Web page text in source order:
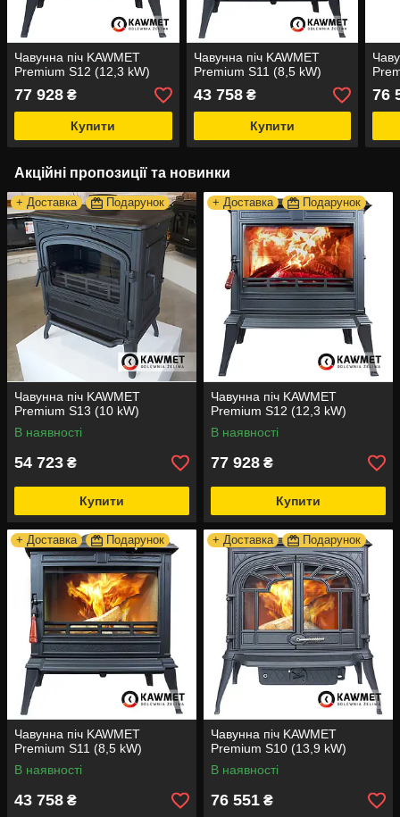
Чавунна піч KAWMET
Premium S12 (12,3 kW)
77 928 ₴
Купити
Чавунна піч KAWMET
Premium S11 (8,5 kW)
43 758₴
Купити
76
Акційні пропозиції та новинки
+ Доставка Подарунок
Чавунна піч KAWMET
Premium S13 (10 kW)
В наявності
54 723 ₴
Купити
+ Доставка Подарунок
Чавунна піч KAWMET
Premium S12 (12,3 kW)
В наявності
77 928 ₴
Купити
+ Доставка Подарунок
Чавунна піч KAWMET
Premium S11 (8,5 kW)
В наявності
43 758 ₴
+ Доставка Подарунок
Чавунна піч KAWMET
Premium S10 (13,9 kW)
В наявності
76 551 ₴